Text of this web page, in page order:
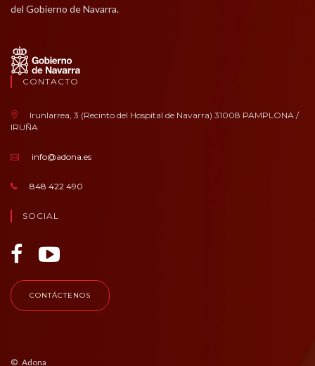
del Gobierno de Navarra.
CONTACTO
Irunlarrea, 3 (Recinto del Hospital de Navarra) 31008 PAMPLONA /
IRUÑA
info@adona.es
848 422 490
SOCIAL
CONTÁCTENOS
© Adona